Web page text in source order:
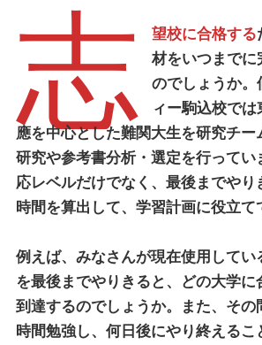
志 望校に合格する
材をいつまでに
のでしょうか。
ィー駒込校では
應を中心とした難関大生を研究チー
研究や参考書分析・選定を行ってい
応レベルだけでなく、最後までやり
時間を算出して、学習計画に役立て
例えば、みなさんが現在使用してい
を最後までやりきると、どの大学に
到達するのでしょうか。また、その
時間勉強し、何日後にやり終えるこ